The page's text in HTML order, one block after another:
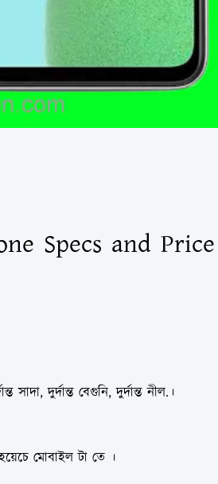
Specs and Price
দুর্দান্ত বেগুনি, দুর্দান্ত নীল.।
মোবাইল টা তে ।